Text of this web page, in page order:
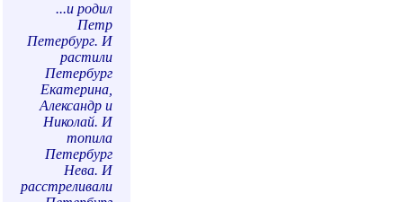
...и родил
Петр
Петербург. И
растили
Петербург
Екатерина,
Александр и
Николай. И
топила
Петербург
Нева. И
расстреливали